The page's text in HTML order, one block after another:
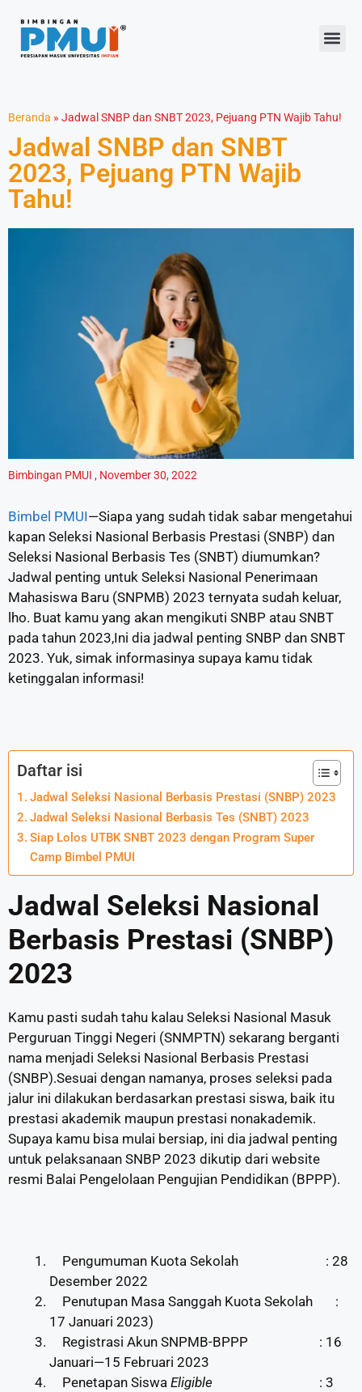
Beranda » Jadwal SNBP dan SNBT 2023, Pejuang PTN Wajib Tahu!
Jadwal SNBP dan SNBT
2023, Pejuang PTN Wajib
Tahu!
Bimbingan PMUI , November 30, 2022
Bimbel PMUI—Siapa yang sudah tidak sabar mengetahui
kapan Seleksi Nasional Berbasis Prestasi (SNBP) dan
Seleksi Nasional Berbasis Tes (SNBT) diumumkan?
Jadwal penting untuk Seleksi Nasional Penerimaan
Mahasiswa Baru (SNPMB) 2023 ternyata sudah keluar,
lho. Buat kamu yang akan mengikuti SNBP atau SNBT
pada tahun 2023,Ini dia jadwal penting SNBP dan SNBT
2023. Yuk, simak informasinya supaya kamu tidak
ketinggalan informasi!
Daftar isi
Jadwal Seleksi Nasional Berbasis Prestasi (SNBP) 2023
Jadwal Seleksi Nasional Berbasis Tes (SNBT) 2023
Siap Lolos UTBK SNBT 2023 dengan Program Super
Camp Bimbel PMUI
Jadwal Seleksi Nasional
Berbasis Prestasi (SNBP)
2023
Kamu pasti sudah tahu kalau Seleksi Nasional Masuk
Perguruan Tinggi Negeri (SNMPTN) sekarang berganti
nama menjadi Seleksi Nasional Berbasis Prestasi
(SNBP).Sesuai dengan namanya, proses seleksi pada
jalur ini dilakukan berdasarkan prestasi siswa, baik itu
prestasi akademik maupun prestasi nonakademik.
Supaya kamu bisa mulai bersiap, ini dia jadwal penting
untuk pelaksanaan SNBP 2023 dikutip dari website
resmi Balai Pengelolaan Pengujian Pendidikan (BPPP).
Pengumuman Kuota Sekolah : 28
Desember 2022
Penutupan Masa Sanggah Kuota Sekolah :
17 Januari 2023)
Registrasi Akun SNPMB-BPPP : 16
Januari—15 Februari 2023
Penetapan Siswa Eligible
: 3